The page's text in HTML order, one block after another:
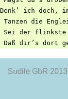
Denk’ ich doch,
Tanzen die
Sei der
Sudile GbR 2013